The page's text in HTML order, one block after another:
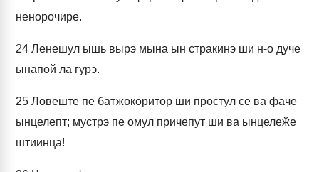
ненорочире.
24 Ленешул ышь вырэ мына ын стракинэ ши н-о дуче
ынапой ла гурэ.
25 Ловеште пе батжокоритор ши простул се ва фаче
ынцелепт; мустрэ пе омул причепут ши ва ынцелеӂе
штиинца!